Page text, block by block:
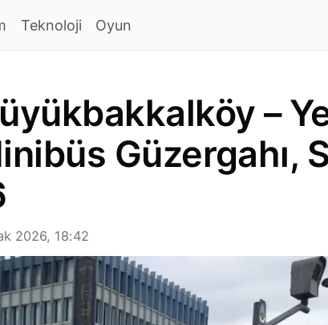
Teknoloji Oyun
–
Güzergahı,
2026, 18:42